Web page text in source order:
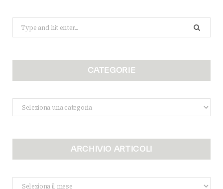
for:
CATEGORIE
Categorie
ARCHIVIO ARTICOLI
Archivio